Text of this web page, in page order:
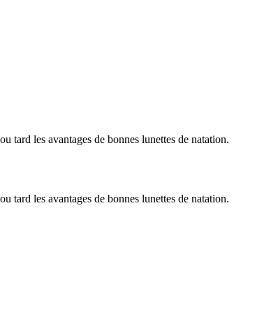
tard les avantages de bonnes lunettes de natation.
tard les avantages de bonnes lunettes de natation.